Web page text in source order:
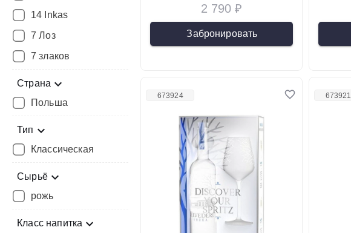
14 Inkas
7 Лоз
7 злаков
Страна
Польша
Тип
Классическая
Сырьё
рожь
Класс напитка
2 790 ₽
Забронировать
673924 673921